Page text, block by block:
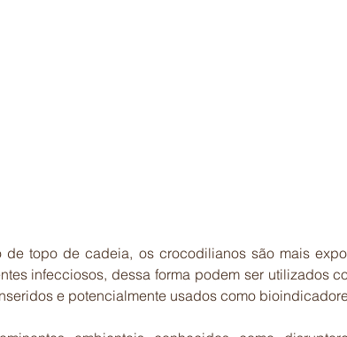
de topo de cadeia, os crocodilianos são mais
infecciosos, dessa forma podem ser utilizados
e potencialmente usados como